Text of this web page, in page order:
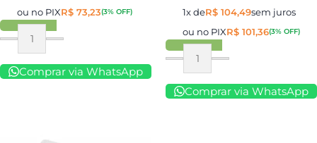
ou no PIXR$ 73,23(3% OFF)
Comprar via WhatsApp
1x deR$ 104,49sem juros
ou no PIXR$ 101,36(3% OFF)
Comprar via WhatsApp